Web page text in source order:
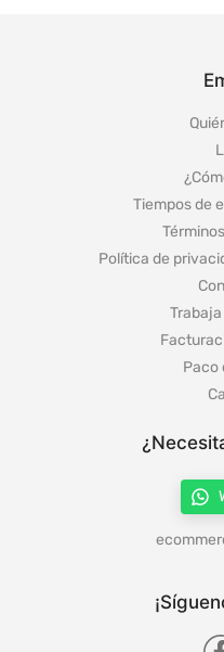
Tiempos de
Política de
Paco